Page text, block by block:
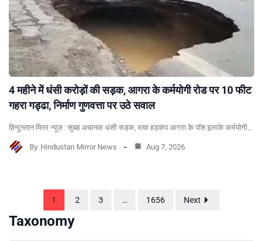
4 महीने में धंसी करोड़ों की सड़क, आगरा के कर्मयोगी रोड पर 10 फीट
गहरा गड्ढा, निर्माण गुणवत्ता पर उठे सवाल
हिन्दुस्तान मिरर न्यूज़ : सुबह अचानक धंसी सड़क, मचा हड़कंप आगरा के पॉश इलाके कर्मयोगी…
By Hindustan Mirror News Aug 7, 2026
1 2 3 … 1656 Next
Taxonomy